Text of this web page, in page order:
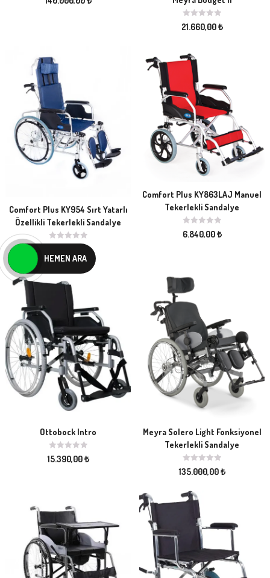
21.660,00₺
Comfort Plus KY954 Sırt Yatarlı
Özellikli Tekerlekli Sandalye
₺
Comfort Plus KY863LAJ Manuel
Tekerlekli Sandalye
6.840,00₺
Ottobock Intro
15.390,00₺
Meyra Solero Light Fonksiyonel
Tekerlekli Sandalye
135.000,00₺
HEMEN ARA